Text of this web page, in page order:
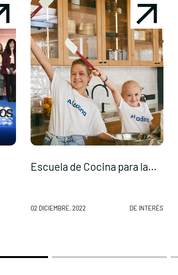
Escuela de Cocina para la...
02 DICIEMBRE, 2022 DE INTERÉS